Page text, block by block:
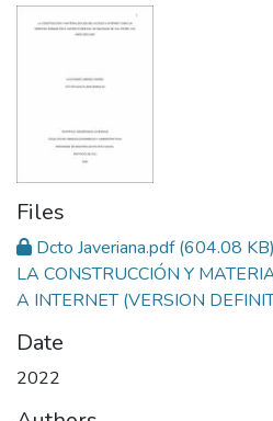
Files
Dcto Javeriana.pdf(604.08 KB)
LA CONSTRUCCIÓN Y
A INTERNET (VERSION
Date
2022